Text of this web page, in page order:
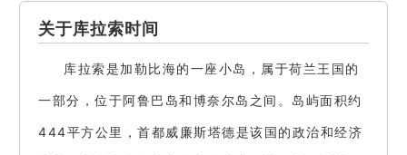
关于库拉索时间
库拉索是加勒比海的一座小岛，属于荷兰王国的
一部分，位于阿鲁巴岛和博奈尔岛之间。岛屿面积约
444平方公里，首都威廉斯塔德是该国的政治和经济